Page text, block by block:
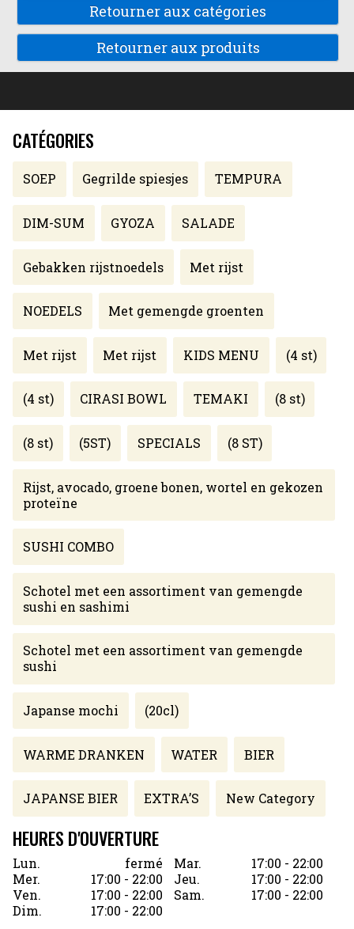
Retourner aux catégories
Retourner aux produits
CATÉGORIES
SOEP Gegrilde spiesjes TEMPURA
DIM-SUM GYOZA SALADE
Gebakken rijstnoedels Met rijst
NOEDELS Met gemengde groenten
Met rijst Met rijst KIDS MENU (4 st)
(4 st) CIRASI BOWL TEMAKI (8 st)
(8 st) (5ST) SPECIALS (8 ST)
Rijst, avocado, groene bonen, wortel en gekozen
proteïne
SUSHI COMBO
Schotel met een assortiment van gemengde
sushi en sashimi
Schotel met een assortiment van gemengde
sushi
Japanse mochi (20cl)
WARME DRANKEN WATER BIER
JAPANSE BIER EXTRA’S New Category
HEURES D'OUVERTURE
Lun. fermé Mar.
17:00 - 22:00
Mer.
17:00 - 22:00 Jeu.
17:00 - 22:00
Ven.
17:00 - 22:00 Sam.
17:00 - 22:00
Dim.
17:00 - 22:00